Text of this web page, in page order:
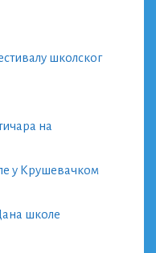
школског
на
у Крушевачком
школе